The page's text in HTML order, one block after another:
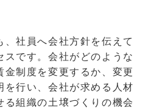
、社員へ会社方針を伝えて
スです。会社がどのような
金制度を変更するか、変更
を行い、会社が求める人材
る組織の土壌づくりの機会